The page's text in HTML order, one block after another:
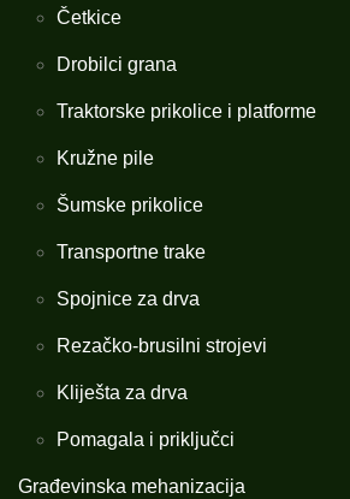
Četkice
Drobilci grana
Traktorske prikolice i platforme
Kružne pile
Šumske prikolice
Transportne trake
Spojnice za drva
Rezačko-brusilni strojevi
Kliješta za drva
Pomagala i priključci
Građevinska mehanizacija